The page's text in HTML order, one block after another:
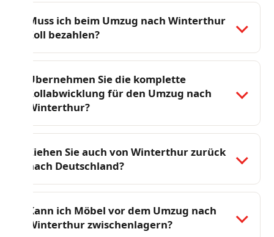
Muss ich beim Umzug nach Winterthur
Zoll bezahlen?
Übernehmen Sie die komplette
Zollabwicklung für den Umzug nach
Winterthur?
Ziehen Sie auch von Winterthur zurück
nach Deutschland?
Kann ich Möbel vor dem Umzug nach
Winterthur zwischenlagern?